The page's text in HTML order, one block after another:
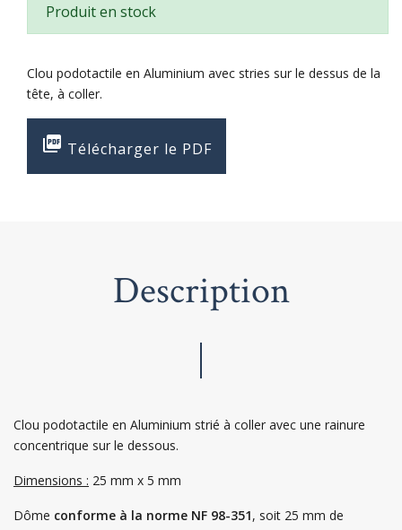
Produit en stock
Clou podotactile en Aluminium avec stries sur le dessus de la
tête, à coller.
 Télécharger le PDF
Description
Clou podotactile en Aluminium strié à coller avec une rainure
concentrique sur le dessous.
Dimensions : 25 mm x 5 mm
Dôme conforme à la norme NF 98-351, soit 25 mm de